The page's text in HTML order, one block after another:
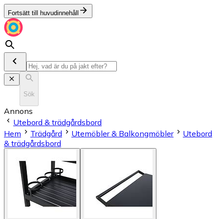
Fortsätt till huvudinnehåll
Sök
Annons
Utebord & trädgårdsbord
Hem
Trädgård Utemöbler & Balkongmöbler
Utebord
& trädgårdsbord